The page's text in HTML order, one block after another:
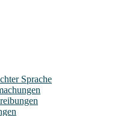
Sprache